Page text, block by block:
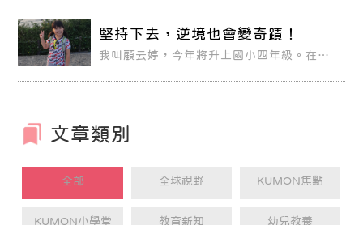
堅持下去，逆境也會變奇蹟！
我叫顧云婷，今年將升上國小四年級。在我
的時候，媽媽開始讓我學習。
文章類別
全部 全球視野 KUMON焦點
KUMON小學堂 教育新知 幼兒教養